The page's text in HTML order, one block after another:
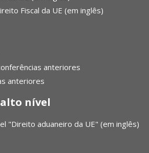
Fiscal da UE (em inglês)
anteriores
anteriores
nível
"Direito aduaneiro da UE" (em inglês)